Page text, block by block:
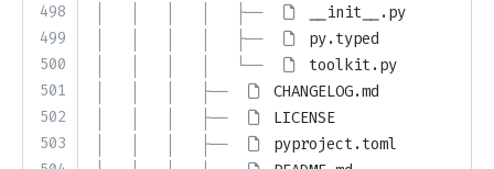
498
499
500
501
502
503
│   │   │   │   ├──
__init__.py
│   │   │   │   ├──
py.typed
│   │   │   │   └──
toolkit.py
│   │   │   ├──
CHANGELOG.md
│   │   │   ├──
LICENSE
│   │   │   ├──
pyproject.toml